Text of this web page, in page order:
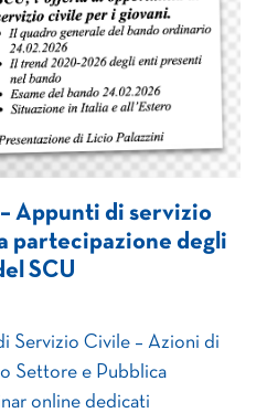
Appunti di servizio
partecipazione degli
SCU
Servizio Civile – Azioni di
Settore e Pubblica
online dedicati